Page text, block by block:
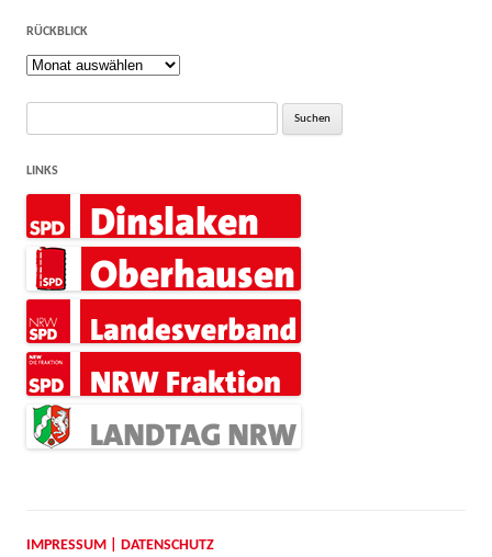
RÜCKBLICK
Rückblick
Suche
LINKS
IMPRESSUM | DATENSCHUTZ